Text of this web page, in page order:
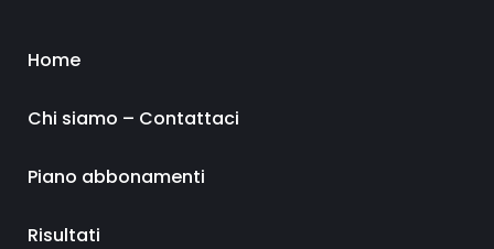
Home
Chi siamo – Contattaci
Piano abbonamenti
Risultati